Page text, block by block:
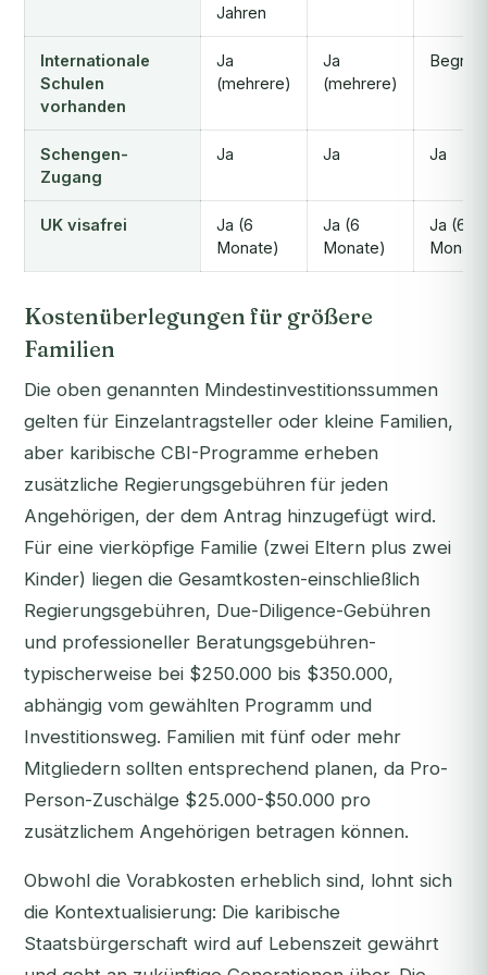
Jahren
Internationale
Schulen
vorhanden
Ja
(mehrere)
Ja
(mehrere)
Schengen-
Zugang
Ja Ja Ja
UK visafrei
Ja (6
Monate)
Ja (6
Monate)
Ja (6
Kostenüberlegungen für größere
Familien
Die oben genannten Mindestinvestitionssummen
gelten für Einzelantragsteller oder kleine Familien,
aber karibische CBI-Programme erheben
zusätzliche Regierungsgebühren für jeden
Angehörigen, der dem Antrag hinzugefügt wird.
Für eine vierköpfige Familie (zwei Eltern plus zwei
Kinder) liegen die Gesamtkosten-einschließlich
Regierungsgebühren, Due-Diligence-Gebühren
und professioneller Beratungsgebühren-
typischerweise bei $250.000 bis $350.000,
abhängig vom gewählten Programm und
Investitionsweg. Familien mit fünf oder mehr
Mitgliedern sollten entsprechend planen, da Pro-
Person-Zuschälge $25.000-$50.000 pro
zusätzlichem Angehörigen betragen können.
Obwohl die Vorabkosten erheblich sind, lohnt sich
die Kontextualisierung: Die karibische
Staatsbürgerschaft wird auf Lebenszeit gewährt